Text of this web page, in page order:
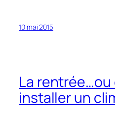
10 mai 2015
La
installer un